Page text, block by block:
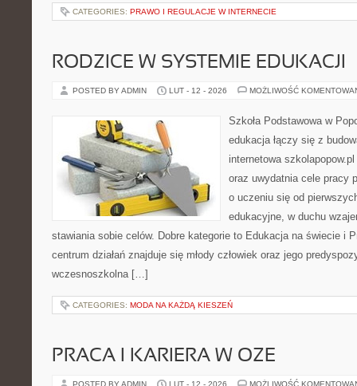
CATEGORIES: PRAWO I REGULACJE W INTERNECIE
RODZICE W SYSTEMIE EDUKACJI
POSTED BY ADMIN LUT - 12 - 2026 MOŻLIWOŚĆ
Szkoła Podstawowa w
edukacja łączy się z
internetowa
oraz uwydatnia cele pracy
o uczeniu się od
edukacyjne, w duchu
stawiania sobie celów. Dobre kategorie to Edukacja na świecie i
centrum działań znajduje się młody człowiek oraz jego
wczesnoszkolna […]
CATEGORIES: MODA NA KAŻDĄ KIESZEŃ
PRACA I KARIERA W OZE
POSTED BY ADMIN LUT - 12 - 2026 MOŻLIWOŚĆ